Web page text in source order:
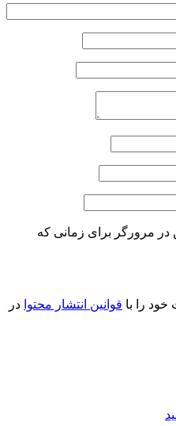
در مرورگر برای زمانی که
را با قوانین انتشار محتوا در